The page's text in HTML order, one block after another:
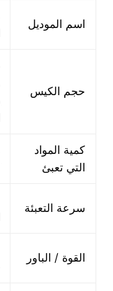
اسم الموديل
حجم الكيس
كمية المواد
التي تعبئ
سرعة التعبئة
القوة / الباور